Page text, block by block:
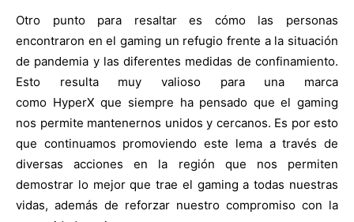
Otro punto para resaltar es cómo las personas
encontraron en el gaming un refugio frente a la situación
de pandemia y las diferentes medidas de confinamiento.
Esto resulta muy valioso para una marca
como HyperX que siempre ha pensado que el gaming
nos permite mantenernos unidos y cercanos. Es por esto
que continuamos promoviendo este lema a través de
diversas acciones en la región que nos permiten
demostrar lo mejor que trae el gaming a todas nuestras
vidas, además de reforzar nuestro compromiso con la